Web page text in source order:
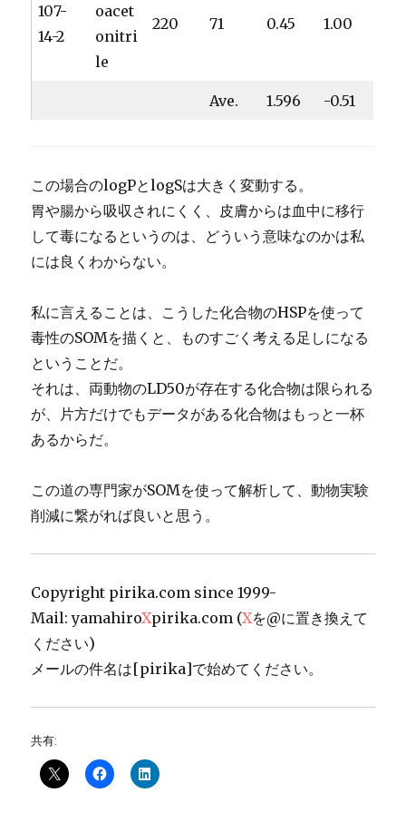
107-
14-2
oacet
onitri
le
220 71 0.45 1.00
Ave. 1.596 -0.51
この場合のlogPとlogSは大きく変動する。
胃や腸から吸収されにくく、皮膚からは血中に移行
して毒になるというのは、どういう意味なのかは私
には良くわからない。
私に言えることは、こうした化合物のHSPを使って
毒性のSOMを描くと、ものすごく考える足しになる
ということだ。
それは、両動物のLD50が存在する化合物は限られる
が、片方だけでもデータがある化合物はもっと一杯
あるからだ。
この道の専門家がSOMを使って解析して、動物実験
削減に繋がれば良いと思う。
Copyright pirika.com since 1999-
Mail: yamahiroXpirika.com (Xを@に置き換えて
ください)
メールの件名は[pirika]で始めてください。
共有: